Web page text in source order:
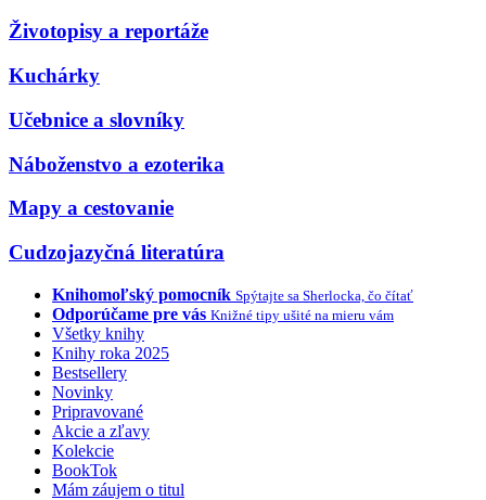
Životopisy a reportáže
Kuchárky
Učebnice a slovníky
Náboženstvo a ezoterika
Mapy a cestovanie
Cudzojazyčná literatúra
Knihomoľský pomocník Spýtajte sa Sherlocka, čo čítať
Odporúčame pre vás Knižné tipy ušité na mieru vám
Všetky knihy
Knihy roka 2025
Bestsellery
Novinky
Pripravované
Akcie a zľavy
Kolekcie
BookTok
Mám záujem o titul